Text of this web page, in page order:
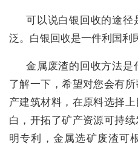
可以说白银回收的途
泛。白银回收是一件利国利
金属废渣的回收方法是
了解一下，希望对您会有
产建筑材料，在原料选择
白，开拓了矿产资源可持
明专利，金属选矿废渣可